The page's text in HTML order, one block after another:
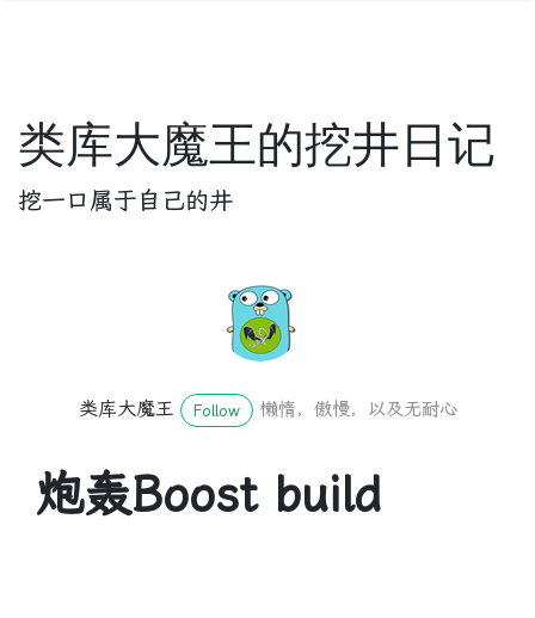
类库大魔王的挖井日记
挖一口属于自己的井
类库大魔王 Follow 懒惰，傲慢，以及无耐心
炮轰Boost build